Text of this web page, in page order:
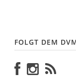
FOLGT DEM